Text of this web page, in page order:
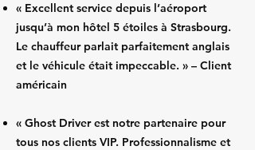
« Excellent service depuis l’aéroport
jusqu’à mon hôtel 5 étoiles à Strasbourg.
Le chauffeur parlait parfaitement anglais
et le véhicule était impeccable. » – Client
américain
« Ghost Driver est notre partenaire pour
tous nos clients VIP. Professionnalisme et